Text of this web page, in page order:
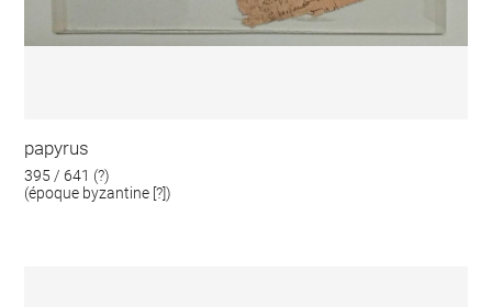
papyrus
395 / 641 (?)
(époque byzantine [?])